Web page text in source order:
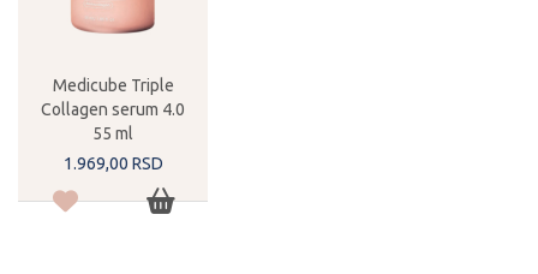
Medicube Triple
Collagen serum 4.0
55 ml
1.969,00 RSD